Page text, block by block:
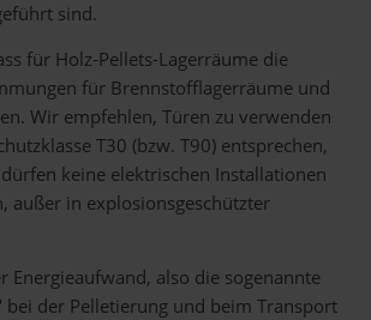
sind.
für Holz-Pellets-Lagerräume die
für Brennstofflagerräume und
Wir empfehlen, Türen zu verwenden
T30 (bzw. T90) entsprechen,
keine elektrischen Installationen
außer in explosionsgeschützter
Energieaufwand, also die sogenannte
bei der Pelletierung und beim Transport